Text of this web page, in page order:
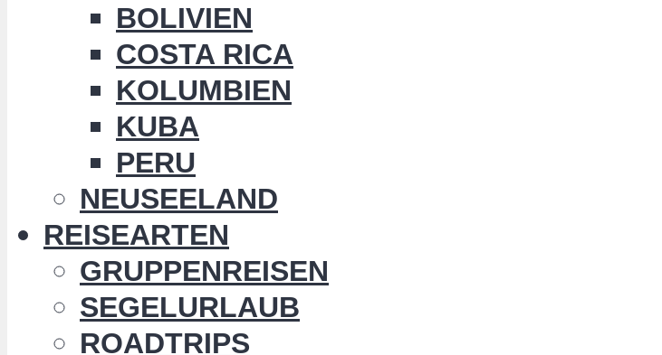
BOLIVIEN
COSTA RICA
KOLUMBIEN
KUBA
PERU
NEUSEELAND
REISEARTEN
GRUPPENREISEN
SEGELURLAUB
ROADTRIPS